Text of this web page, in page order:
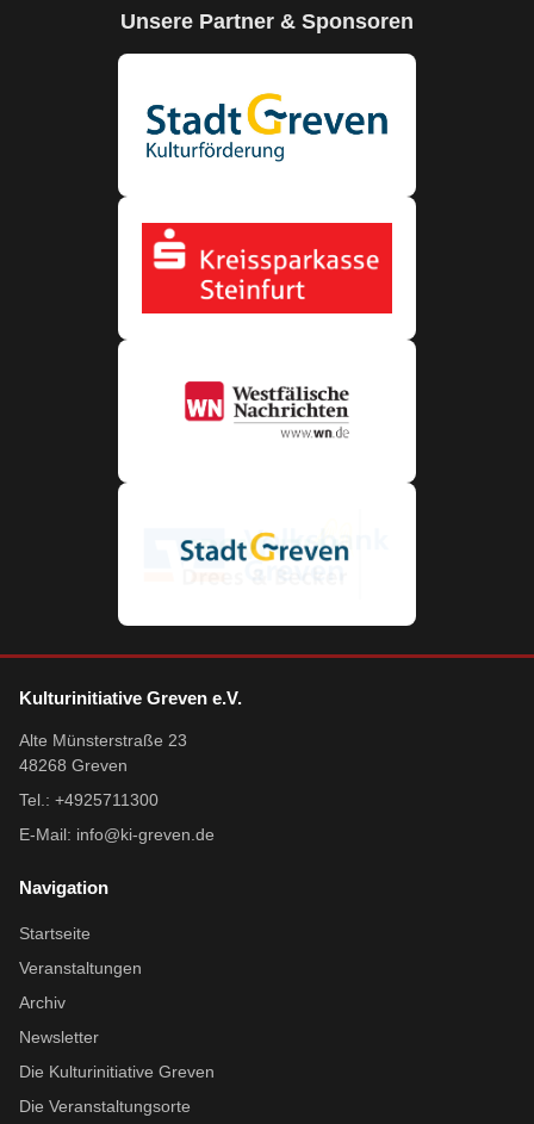
Unsere Partner & Sponsoren
Kulturinitiative Greven e.V.
Alte Münsterstraße 23
48268 Greven
Tel.: +4925711300
E-Mail: info@ki-greven.de
Navigation
Startseite
Veranstaltungen
Archiv
Newsletter
Die Kulturinitiative Greven
Die Veranstaltungsorte